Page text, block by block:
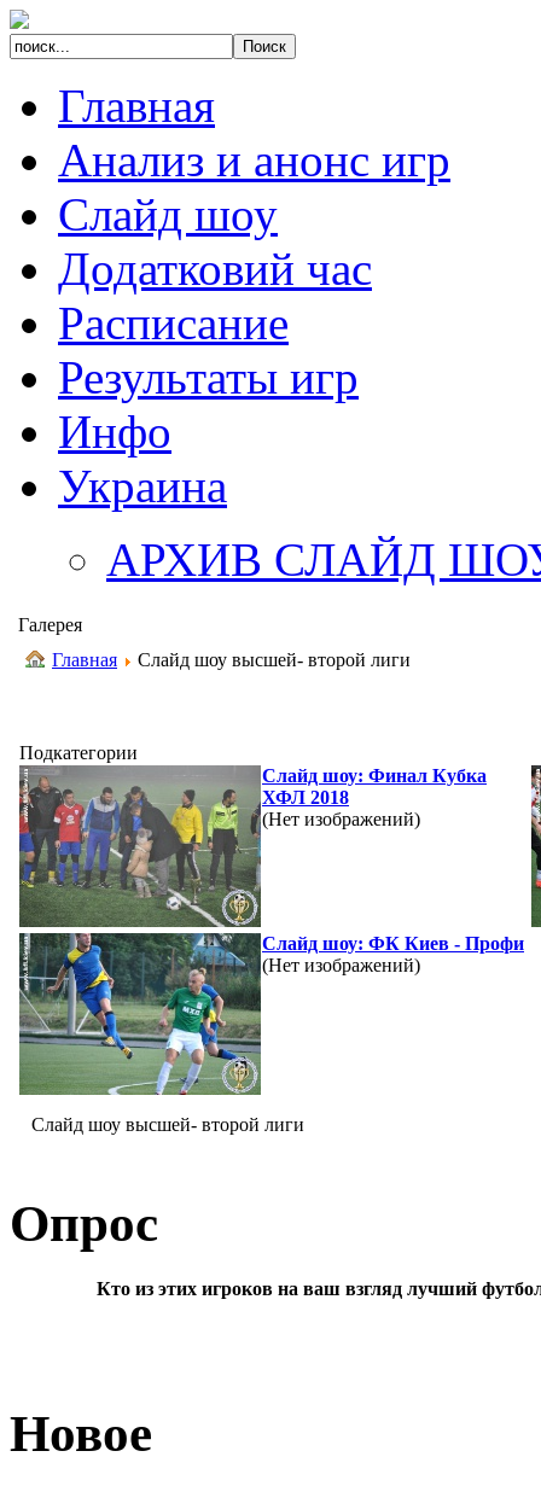
Главная
Анализ и анонс игр
Слайд шоу
Додатковий час
Расписание
Результаты игр
Инфо
Украина
АРХИВ СЛАЙД
Галерея
Главная
Слайд шоу высшей- второй лиги
Подкатегории
Слайд шоу: Финал Кубка
ХФЛ 2018
(Нет изображений)
Слайд шоу: ФК Киев - Профи
(Нет изображений)
Слайд шоу высшей- второй лиги
Опрос
Кто из этих игроков на ваш взгляд лучший
Новое